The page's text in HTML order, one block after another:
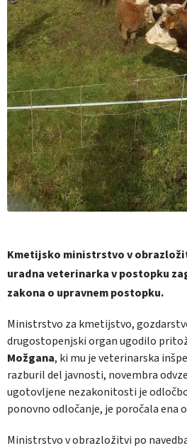
Kmetijsko ministrstvo v
uradna veterinarka v postopku
zakona o upravnem postopku.
Ministrstvo za kmetijstvo,
drugostopenjski organ ugodilo
Možgana, ki mu je veterinarska
razburil del javnosti, novembra
ugotovljene nezakonitosti je
ponovno odločanje, je poročala ena
Ministrstvo v obrazložitvi po